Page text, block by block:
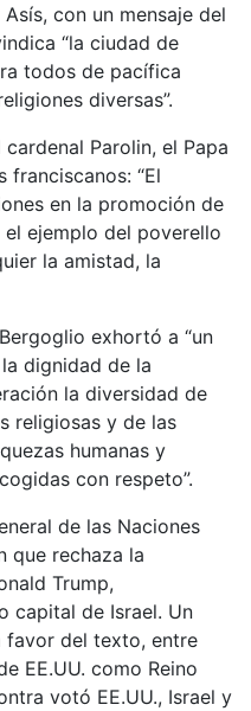
con un mensaje del
“la ciudad de
todos de pacífica
diversas”.
Parolin, el Papa
“El
en la promoción de
el ejemplo del poverello
la amistad, la
exhortó a “un
dignidad de la
la diversidad de
religiosas y de las
humanas y
con respeto”.
de las Naciones
que rechaza la
Trump,
capital de Israel. Un
favor del texto, entre
EE.UU. como Reino
votó EE.UU., Israel y